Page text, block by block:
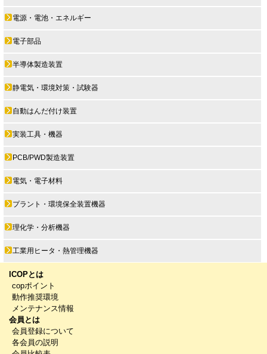
電源・電池・エネルギー
電子部品
半導体製造装置
静電気・環境対策・試験器
自動はんだ付け装置
実装工具・機器
PCB/PWD製造装置
電気・電子材料
プラント・環境保全装置機器
理化学・分析機器
工業用ヒータ・熱管理機器
ICOPとは
copポイント
動作推奨環境
メンテナンス情報
会員とは
会員登録について
各会員の説明